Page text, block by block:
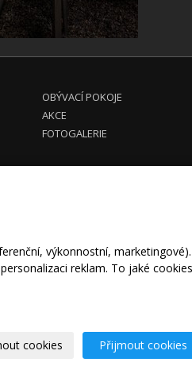
OBÝVACÍ POKOJE
AKCE
FOTOGALERIE
výkonnostní, marketingové).
reklam. To jaké cookies
cookies Přijmout cookies